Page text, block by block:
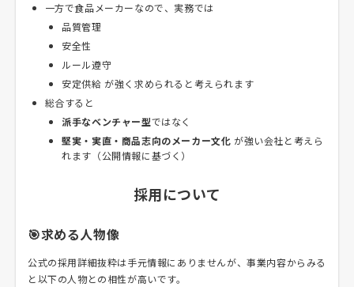
一方で食品メーカーなので、実務では
品質管理
安全性
ルール遵守
安定供給 が強く求められると考えられます
総合すると
派手なベンチャー型ではなく
堅実・実直・商品志向のメーカー文化 が強い会社と考えら
れます（公開情報に基づく）
採用について
🎯求める人物像
公式の採用詳細抜粋は手元情報にありませんが、事業内容からみる
と以下の人物との相性が高いです。